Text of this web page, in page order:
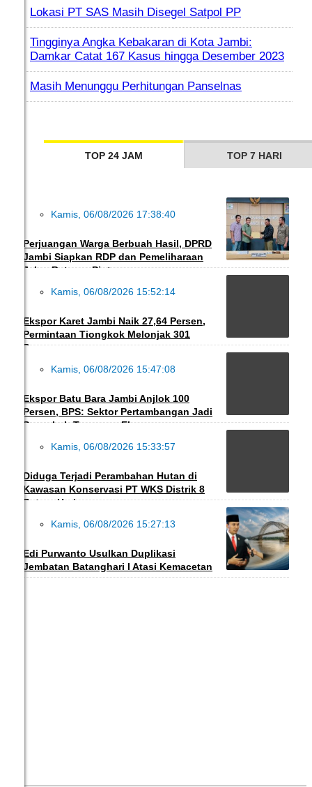
Lokasi PT SAS Masih Disegel Satpol PP
Tingginya Angka Kebakaran di Kota Jambi:
Damkar Catat 167 Kasus hingga Desember 2023
Masih Menunggu Perhitungan Panselnas
TOP 24 JAM TOP 7 HARI
DAERAH
Kamis, 06/08/2026 17:38:40
Perjuangan Warga Berbuah Hasil, DPRD
Jambi Siapkan RDP dan Pemeliharaan
Jalan Betung–Pintas
EKBIS
Kamis, 06/08/2026 15:52:14
Ekspor Karet Jambi Naik 27,64 Persen,
Permintaan Tiongkok Melonjak 301
Persen
EKBIS
Kamis, 06/08/2026 15:47:08
Ekspor Batu Bara Jambi Anjlok 100
Persen, BPS: Sektor Pertambangan Jadi
Penyebab Turunnya Ekspor
HUKRIM
Kamis, 06/08/2026 15:33:57
Diduga Terjadi Perambahan Hutan di
Kawasan Konservasi PT WKS Distrik 8
BatangHari
POLITIK
Kamis, 06/08/2026 15:27:13
Edi Purwanto Usulkan Duplikasi
Jembatan Batanghari I Atasi Kemacetan